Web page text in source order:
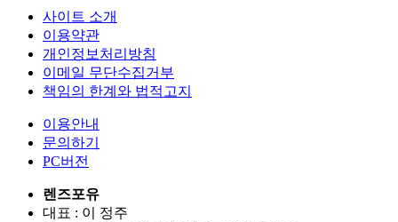
사이트 소개
이용약관
개인정보처리방침
이메일 무단수집거부
책임의 한계와 법적고지
이용안내
문의하기
PC버전
렌즈포유
대표 : 이 정주